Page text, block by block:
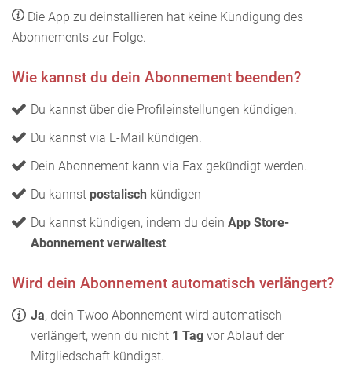
Die App zu deinstallieren hat keine Kündigung des
Abonnements zur Folge.
Wie kannst du dein Abonnement beenden?
Du kannst über die Profileinstellungen kündigen.
Du kannst via E-Mail kündigen.
Dein Abonnement kann via Fax gekündigt werden.
Du kannst postalisch kündigen
Du kannst kündigen, indem du dein App Store-
Abonnement verwaltest
Wird dein Abonnement automatisch verlängert?
Ja, dein Twoo Abonnement wird automatisch
verlängert, wenn du nicht 1 Tag vor Ablauf der
Mitgliedschaft kündigst.